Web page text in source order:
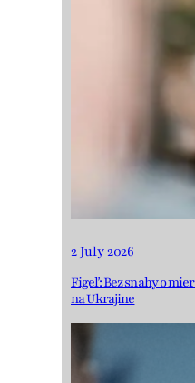
2 July 2026
Figeľ: Bez snahy o
na Ukrajine